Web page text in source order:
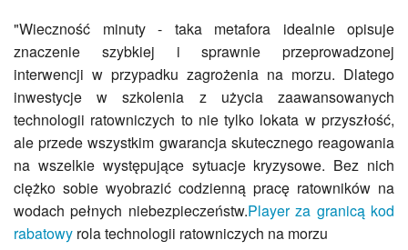
"Wieczność minuty - taka metafora idealnie opisuje
znaczenie szybkiej i sprawnie przeprowadzonej
interwencji w przypadku zagrożenia na morzu. Dlatego
inwestycje w szkolenia z użycia zaawansowanych
technologii ratowniczych to nie tylko lokata w przyszłość,
ale przede wszystkim gwarancja skutecznego reagowania
na wszelkie występujące sytuacje kryzysowe. Bez nich
ciężko sobie wyobrazić codzienną pracę ratowników na
wodach pełnych niebezpieczeństw.Player za granicą kod
rabatowy rola technologii ratowniczych na morzu